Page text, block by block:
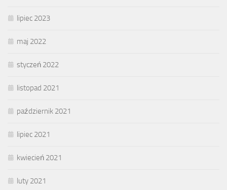
lipiec 2023
maj 2022
styczeń 2022
listopad 2021
październik 2021
lipiec 2021
kwiecień 2021
luty 2021